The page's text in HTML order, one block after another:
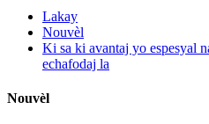
Lakay
Nouvèl
Ki sa ki avantaj yo espesyal
echafodaj la
Nouvèl